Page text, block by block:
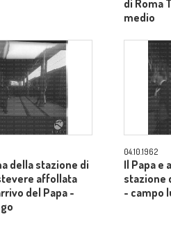
di Roma
medio
della stazione di
affollata
del Papa -
04.10.1962
Il Papa e
stazione
- campo